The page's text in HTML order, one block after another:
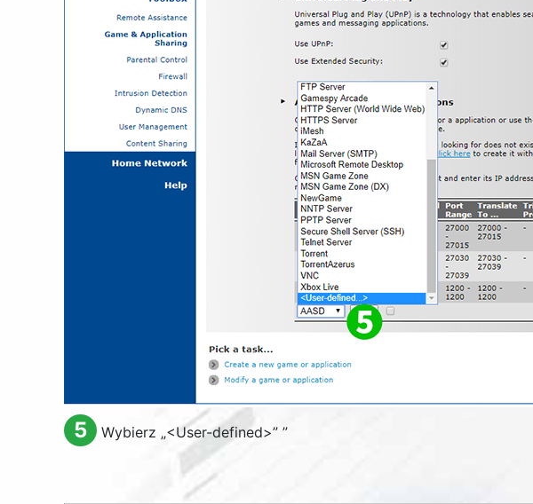
5 Wybierz „<User-defined>” ”